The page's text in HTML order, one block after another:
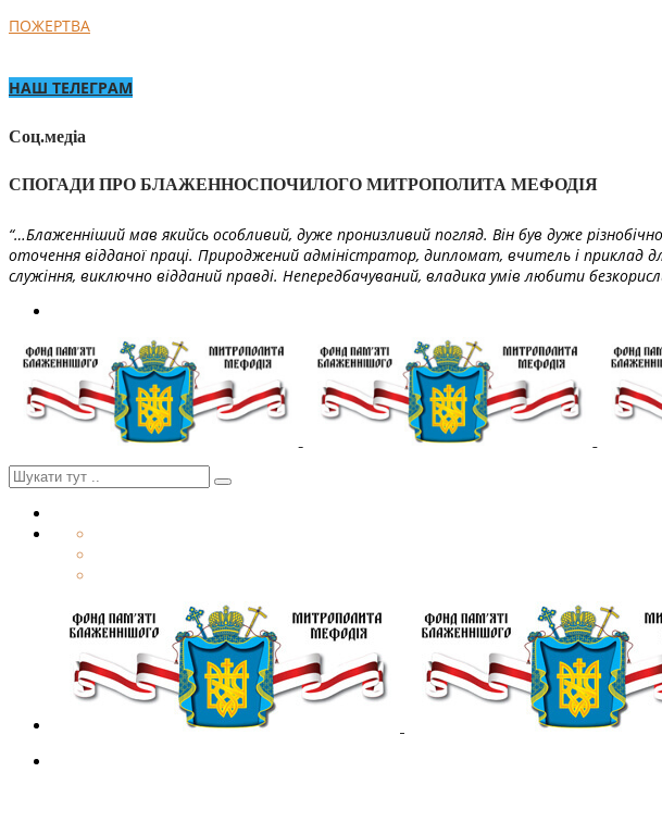
ПОЖЕРТВА
НАШ ТЕЛЕГРАМ
Соц.медіа
СПОГАДИ ПРО БЛАЖЕННОСПОЧИЛОГО МИТРОПОЛИТА МЕФОДІЯ
“…Блаженніший мав якийсь особливий, дуже пронизливий погляд. Він був дуже
оточення відданої праці. Природжений адміністратор, дипломат, вчитель і
служіння, виключно відданий правді. Непередбачуваний, владика умів любити